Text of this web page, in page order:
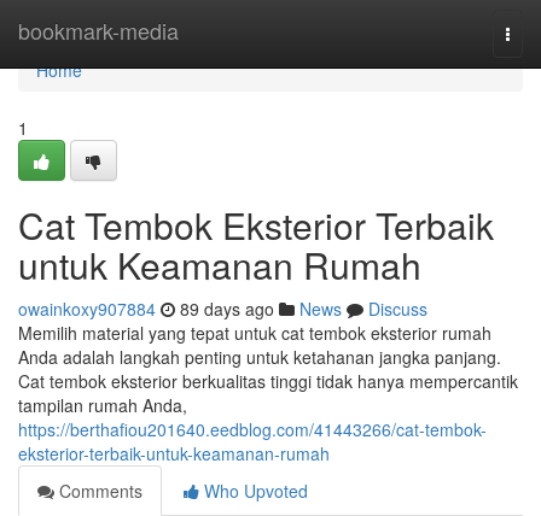
bookmark-media
Home
Home
1
Cat Tembok Eksterior Terbaik
untuk Keamanan Rumah
owainkoxy907884 89 days ago News
Discuss
Memilih material yang tepat untuk cat tembok eksterior rumah
Anda adalah langkah penting untuk ketahanan jangka panjang.
Cat tembok eksterior berkualitas tinggi tidak hanya mempercantik
tampilan rumah Anda,
https://berthafiou201640.eedblog.com/41443266/cat-tembok-
eksterior-terbaik-untuk-keamanan-rumah
Comments
Who Upvoted